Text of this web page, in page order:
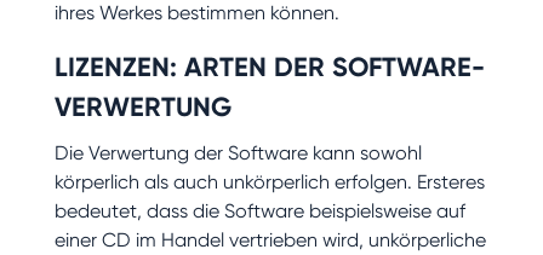
ihres Werkes bestimmen können.
LIZENZEN: ARTEN DER SOFTWARE-
VERWERTUNG
Die Verwertung der Software kann sowohl
körperlich als auch unkörperlich erfolgen. Ersteres
bedeutet, dass die Software beispielsweise auf
einer CD im Handel vertrieben wird, unkörperliche